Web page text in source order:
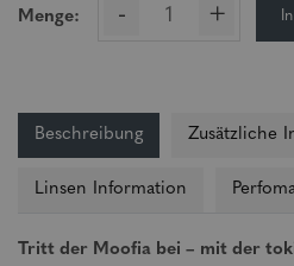
Menge: - +
Beschreibung Zusätzliche
Linsen Information
Tritt der Moofia bei – mit der